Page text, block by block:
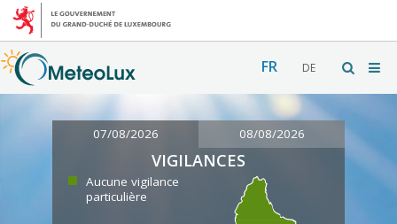
FR DE
07/08/2026 08/08/2026
VIGILANCES
Aucune vigilance
particulière